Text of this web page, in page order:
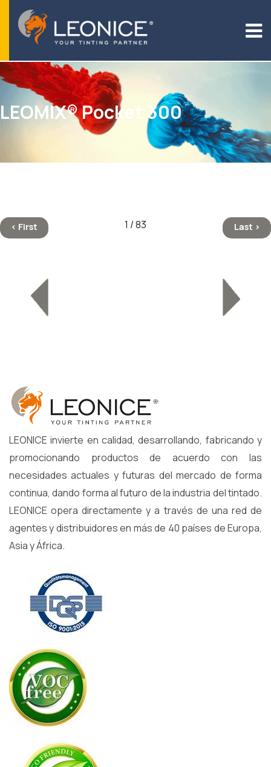
LEOMIX® Pocket 300
< First 1 / 83 Last >
LEONICE invierte en calidad, desarrollando, fabricando y
promocionando productos de acuerdo con las
necesidades actuales y futuras del mercado de forma
continua, dando forma al futuro de la industria del tintado.
LEONICE opera directamente y a través de una red de
agentes y distribuidores en más de 40 países de Europa,
Asia y África.